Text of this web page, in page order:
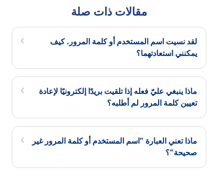
مقالات ذات صلة
لقد نسيت اسم المستخدم أو كلمة المرور. كيف
يمكنني استعادتهما؟
ماذا ينبغي عليّ فعله إذا تلقيت بريدًا إلكترونيًا لإعادة
تعيين كلمة المرور لم أطلبه؟
ماذا تعني العبارة "اسم المستخدم أو كلمة المرور غير
صحيحة"؟